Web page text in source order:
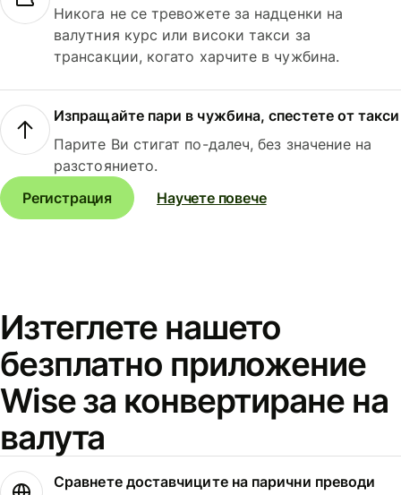
Никога не се тревожете за надценки на
валутния курс или високи такси за
трансакции, когато харчите в чужбина.
Изпращайте пари в чужбина, спестете от такси
Парите Ви стигат по-далеч, без значение на
разстоянието.
Регистрация
Научете повече
Изтеглете нашето
безплатно приложение
Wise за конвертиране на
валута
Сравнете доставчиците на парични преводи